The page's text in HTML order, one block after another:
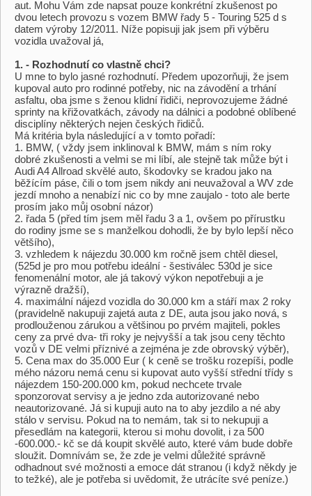
aut. Mohu Vám zde napsat pouze konkrétní zkušenost po
dvou letech provozu s vozem BMW řady 5 - Touring 525 d s
datem výroby 12/2011. Níže popisuji jak jsem při výběru
vozidla uvažoval já,
1. - Rozhodnutí co vlastně chci?
U mne to bylo jasné rozhodnutí. Předem upozorňuji, že jsem
kupoval auto pro rodinné potřeby, nic na závodění a trhání
asfaltu, oba jsme s ženou klidní řidiči, neprovozujeme žádné
sprinty na křižovatkách, závody na dálnici a podobné oblíbené
disciplíny některých nejen českých řidičů.
Má kritéria byla následující a v tomto pořadí:
1. BMW, ( vždy jsem inklinoval k BMW, mám s ním roky
dobré zkušenosti a velmi se mi líbí, ale stejně tak může být i
Audi A4 Allroad skvělé auto, škodovky se kradou jako na
běžícím páse, čili o tom jsem nikdy ani neuvažoval a WV zde
jezdí mnoho a nenabízí nic co by mne zaujalo - toto ale berte
prosím jako můj osobní názor)
2. řada 5 (před tím jsem měl řadu 3 a 1, ovšem po přírustku
do rodiny jsme se s manželkou dohodli, že by bylo lepší něco
většího),
3. vzhledem k nájezdu 30.000 km ročně jsem chtěl diesel,
(525d je pro mou potřebu ideální - šestiválec 530d je sice
fenomenální motor, ale já takový výkon nepotřebuji a je
výrazně dražší),
4. maximální nájezd vozidla do 30.000 km a stáří max 2 roky
(pravidelně nakupuji zajetá auta z DE, auta jsou jako nová, s
prodlouženou zárukou a většinou po prvém majiteli, pokles
ceny za prvé dva- tři roky je nejvyšší a tak jsou ceny těchto
vozů v DE velmi příznivé a zejména je zde obrovský výběr),
5. Cena max do 35.000 Eur ( k ceně se trošku rozepíši, podle
mého názoru nemá cenu si kupovat auto vyšší střední třídy s
nájezdem 150-200.000 km, pokud nechcete trvale
sponzorovat servisy a je jedno zda autorizované nebo
neautorizované. Já si kupuji auto na to aby jezdilo a né aby
stálo v servisu. Pokud na to nemám, tak si to nekupuji a
přesedlám na kategorii, kterou si mohu dovolit, i za 500
-600.000.- kč se dá koupit skvělé auto, které vám bude dobře
sloužit. Domnívám se, že zde je velmi důležité správně
odhadnout své možnosti a emoce dát stranou (i když někdy je
to težké), ale je potřeba si uvědomit, že utrácíte své peníze.)